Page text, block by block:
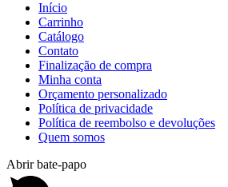
Início
Carrinho
Catálogo
Contato
Finalização de compra
Minha conta
Orçamento personalizado
Política de privacidade
Política de reembolso e devoluções
Quem somos
Abrir bate-papo